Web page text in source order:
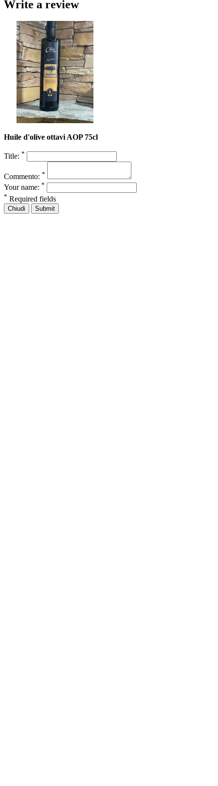
Write a review
Huile d'olive ottavi AOP 75cl
Title: *
Commento: *
Your name: *
* Required fields
Chiudi Submit